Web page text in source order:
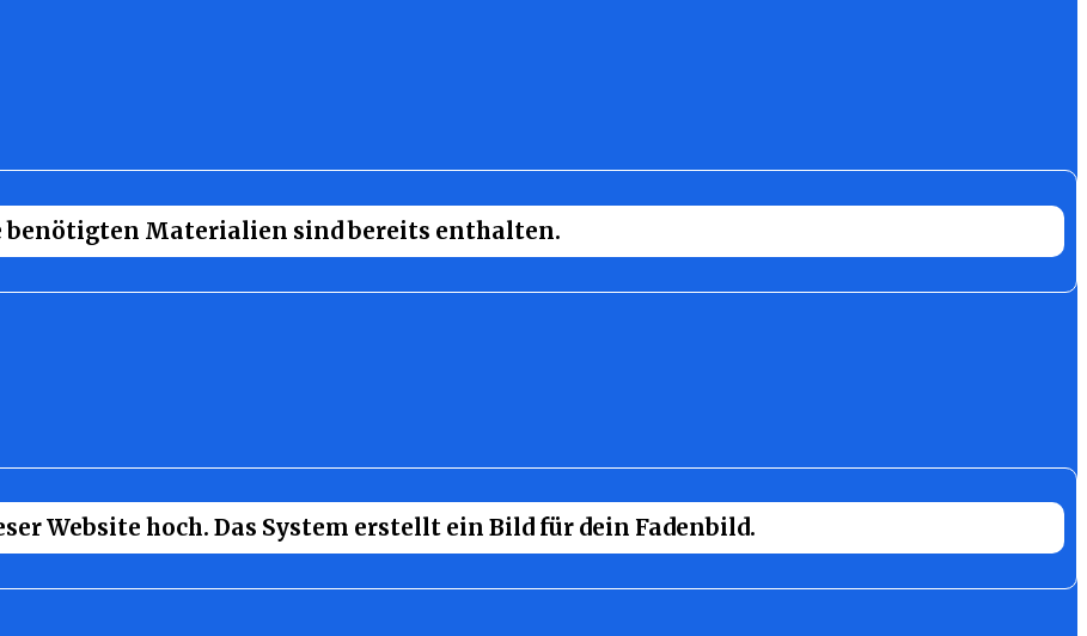
benötigten Materialien sind bereits enthalten.
Website hoch. Das System erstellt ein Bild für dein Fadenbild.